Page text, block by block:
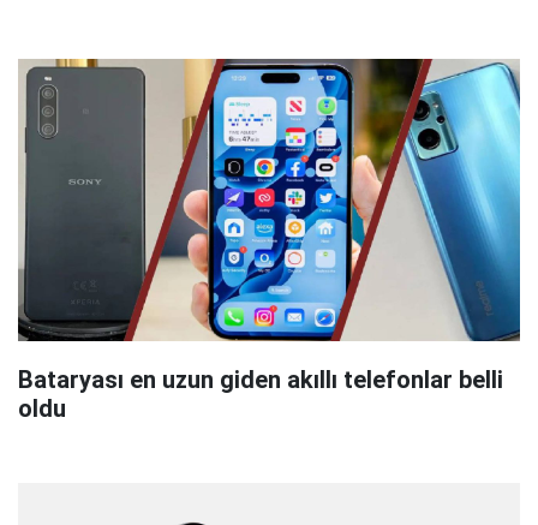
Bataryası en uzun giden akıllı telefonlar belli
oldu